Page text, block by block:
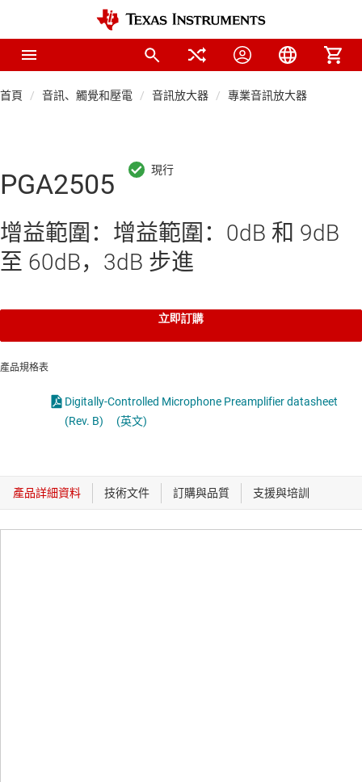
首頁 音訊、觸覺和壓電 音訊放大器 專業音訊放大器
PGA2505
增益範圍：增益範圍：0dB 和 9dB
至 60dB，3dB 步進
立即訂購
產品規格表
Digitally-Controlled Microphone Preamplifier datasheet
(Rev. B)
(英文)